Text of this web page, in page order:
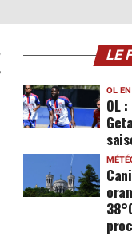
LE
OL
OL